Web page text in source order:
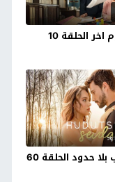
مسلسل يوم اخر الحلقة 10
مسلسل حب بلا حدود الحلقة 60